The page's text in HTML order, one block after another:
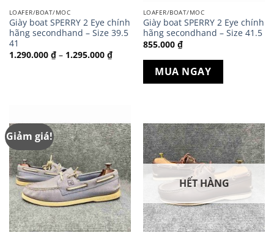
LOAFER/BOAT/MOC
Giày boat SPERRY 2 Eye chính
hãng secondhand – Size 39.5
41
1.290.000 ₫ – 1.295.000 ₫Khoảng
giá:
1.290.000 ₫
LOAFER/BOAT/MOC
Giày boat SPERRY 2 Eye chính
hãng secondhand – Size 41.5
855.000 ₫
MUA NGAY
Giảm giá!
HẾT HÀNG